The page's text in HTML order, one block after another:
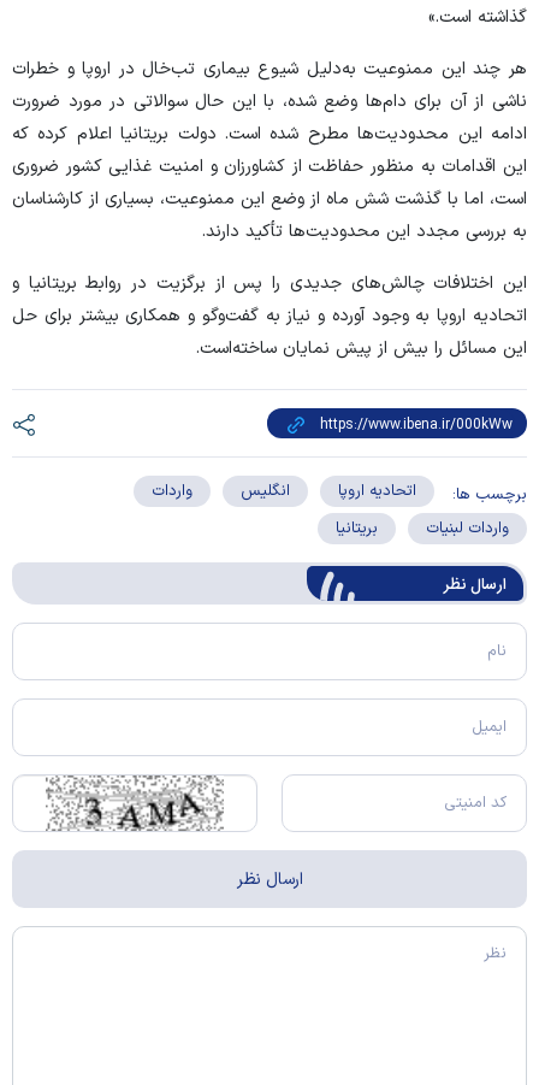
گذاشته است.»
هر چند این ممنوعیت به‌دلیل شیوع بیماری تب‌خال در اروپا و خطرات
ناشی از آن برای دام‌ها وضع شده، با این حال سوالاتی در مورد ضرورت
ادامه این محدودیت‌ها مطرح شده است. دولت بریتانیا اعلام کرده که
این اقدامات به منظور حفاظت از کشاورزان و امنیت غذایی کشور ضروری
است، اما با گذشت شش ماه از وضع این ممنوعیت، بسیاری از کارشناسان
به بررسی مجدد این محدودیت‌ها تأکید دارند.
این اختلافات چالش‌های جدیدی را پس از برگزیت در روابط بریتانیا و
اتحادیه اروپا به وجود آورده و نیاز به گفت‌و‌گو و همکاری بیشتر برای حل
این مسائل را بیش از پیش نمایان ساخته‌است.
برچسب ها: اتحادیه اروپا انگلیس
واردات
واردات لبنیات
بریتانیا
ارسال‌ نظر